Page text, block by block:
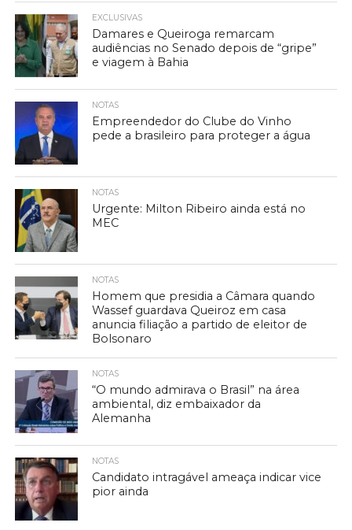
EXCLUSIVAS
Damares e Queiroga remarcam
audiências no Senado depois de “gripe”
e viagem à Bahia
NOTAS
Empreendedor do Clube do Vinho
pede a brasileiro para proteger a água
NOTAS
Urgente: Milton Ribeiro ainda está no
MEC
NOTAS
Homem que presidia a Câmara quando
Wassef guardava Queiroz em casa
anuncia filiação a partido de eleitor de
Bolsonaro
NOTAS
“O mundo admirava o Brasil” na área
ambiental, diz embaixador da
Alemanha
NOTAS
Candidato intragável ameaça indicar vice
pior ainda